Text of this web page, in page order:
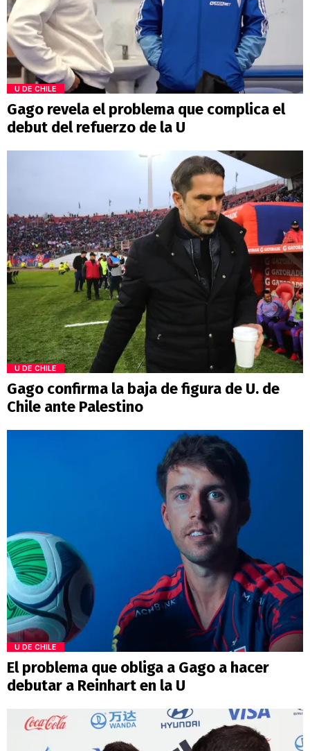
U DE CHILE
Gago revela el problema que complica el
debut del refuerzo de la U
U DE CHILE
Gago confirma la baja de figura de U. de
Chile ante Palestino
U DE CHILE
El problema que obliga a Gago a hacer
debutar a Reinhart en la U